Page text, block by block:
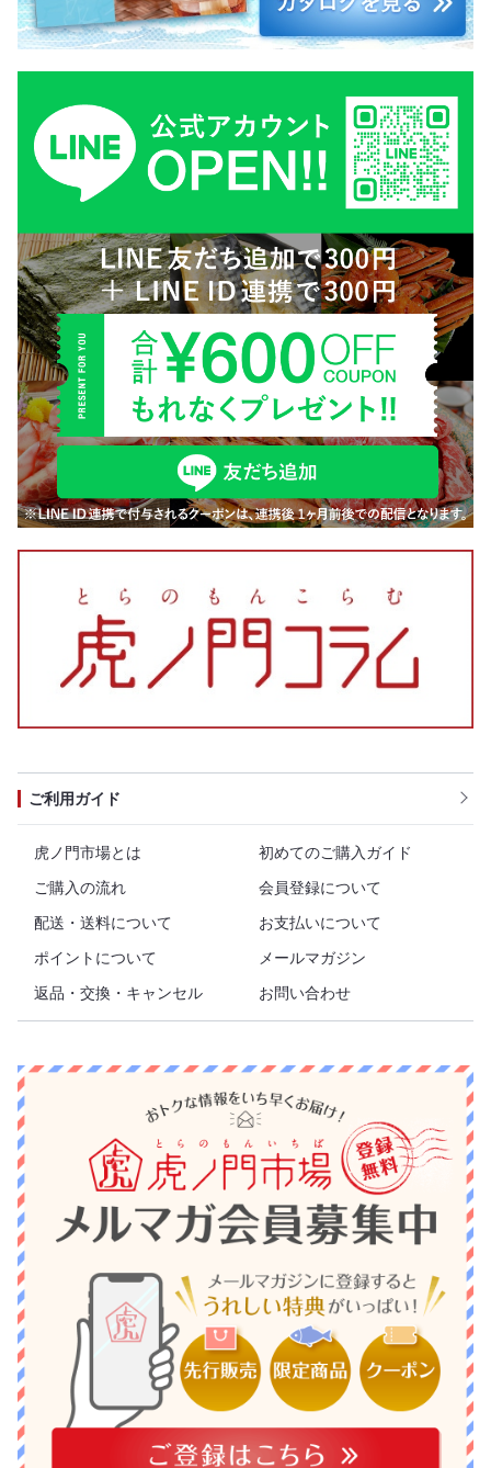
ご利用ガイド
虎ノ門市場とは
初めてのご購入ガイド
ご購入の流れ
会員登録について
配送・送料について
お支払いについて
ポイントについて
メールマガジン
返品・交換・キャンセル
お問い合わせ